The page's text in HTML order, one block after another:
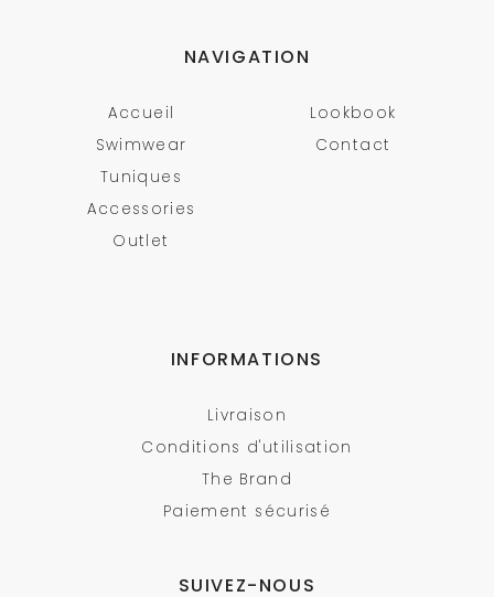
NAVIGATION
Accueil
Swimwear
Tuniques
Accessories
Outlet
Lookbook
Contact
INFORMATIONS
Livraison
Conditions d'utilisation
The Brand
Paiement sécurisé
SUIVEZ-NOUS